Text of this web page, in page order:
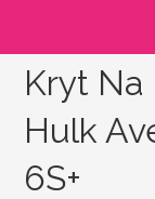
Kryt
Hulk
6S+